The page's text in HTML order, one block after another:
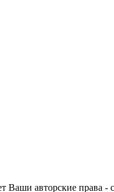
Ваши авторские права -